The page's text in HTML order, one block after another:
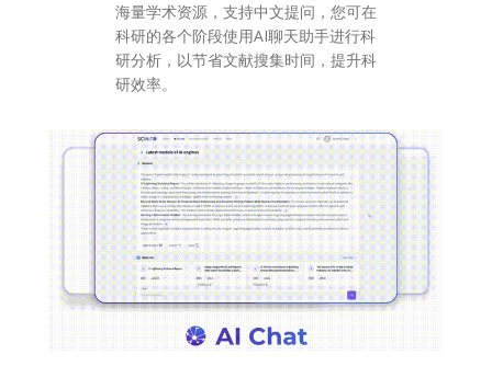
海量学术资源，支持中文提问，您可在
科研的各个阶段使用AI聊天助手进行科
研分析，以节省文献搜集时间，提升科
研效率。